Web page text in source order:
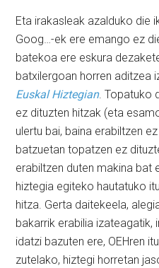
Eta irakasleak azalduko die
Goog…-ek ere emango ez
batekoa ere eskura
batxilergoan horren aditzea
Euskal Hiztegian. Topatuko
ez dituzten hitzak (eta
ulertu bai, baina erabiltzen
batzuetan topatzen ez
erabiltzen duten makina bat
hiztegia egiteko hautatuko
hitza. Gerta daitekeela,
bakarrik erabilia izateagatik,
idatzi bazuten ere, OEHren
zutelako, hiztegi horretan